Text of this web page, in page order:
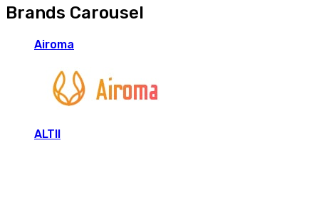
Brands Carousel
Airoma
ALTII